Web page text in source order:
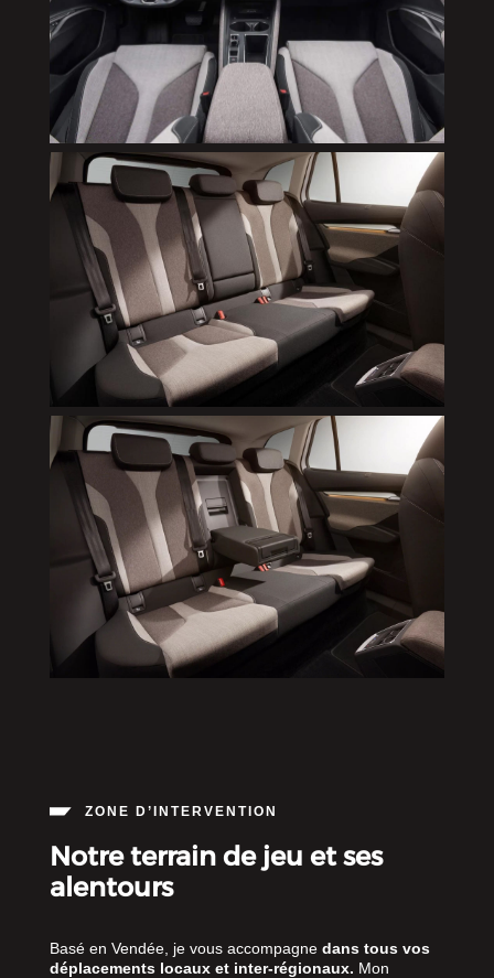
ZONE D’INTERVENTION
Notre terrain de jeu et ses
alentours
Basé en Vendée, je vous accompagnedans tous vos
déplacements locaux et inter-régionaux. Mon